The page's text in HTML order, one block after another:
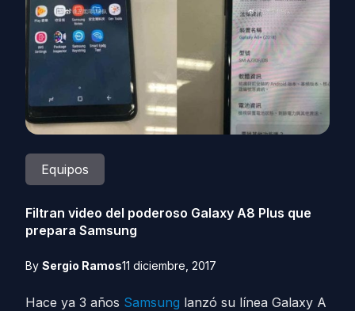
Equipos
Filtran video del poderoso Galaxy A8 Plus que
prepara Samsung
By Sergio Ramos11 diciembre, 2017
Hace ya 3 años Samsung lanzó su línea Galaxy A